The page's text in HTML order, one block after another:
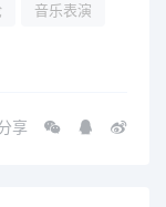
音乐表演
享